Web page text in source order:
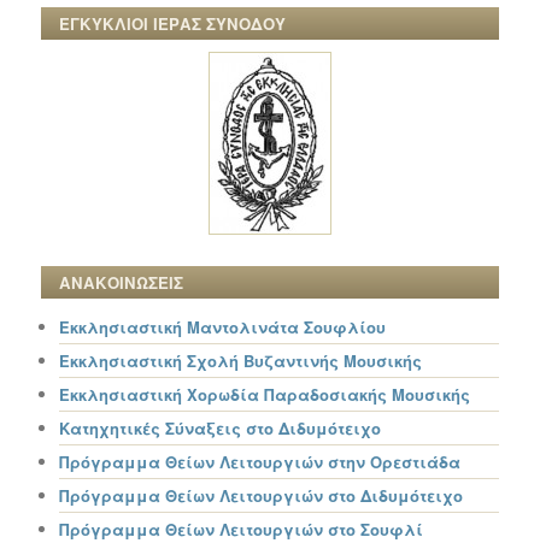
ΕΓΚΥΚΛΙΟΙ ΙΕΡΑΣ ΣΥΝΟΔΟΥ
ΑΝΑΚΟΙΝΩΣΕΙΣ
Εκκλησιαστική Μαντολινάτα Σουφλίου
Εκκλησιαστική Σχολή Βυζαντινής Μουσικής
Εκκλησιαστική Χορωδία Παραδοσιακής Μουσικής
Κατηχητικές Σύναξεις στο Διδυμότειχο
Πρόγραμμα Θείων Λειτουργιών στην Ορεστιάδα
Πρόγραμμα Θείων Λειτουργιών στο Διδυμότειχο
Πρόγραμμα Θείων Λειτουργιών στο Σουφλί